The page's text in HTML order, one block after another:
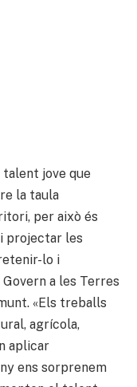
talent jove que
la taula
per això és
projectar les
lo i
a les Terres
«Els treballs
agrícola,
aplicar
ens sorprenem